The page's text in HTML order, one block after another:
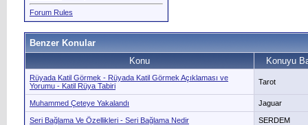
Forum Rules
Benzer Konular
Konu
Konuyu
Rüyada Katil Görmek - Rüyada Katil Görmek Açıklaması ve
Yorumu - Katil Rüya Tabiri
Tarot
Muhammed Çeteye Yakalandı Jaguar
Seri Bağlama Ve Özellikleri - Seri Bağlama Nedir SERDEM